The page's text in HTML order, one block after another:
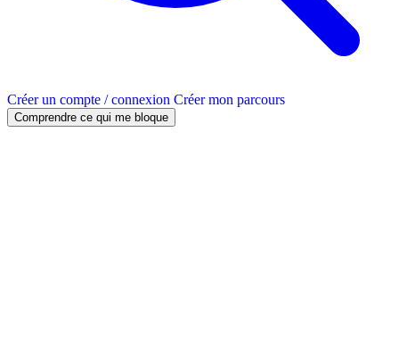
Créer un compte / connexion Créer mon parcours
Comprendre ce qui me bloque